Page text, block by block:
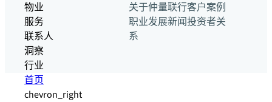
物业
服务
联系人
洞察
行业
关于仲量联行客户案例
职业发展新闻投资者关
系
首页
chevron_right